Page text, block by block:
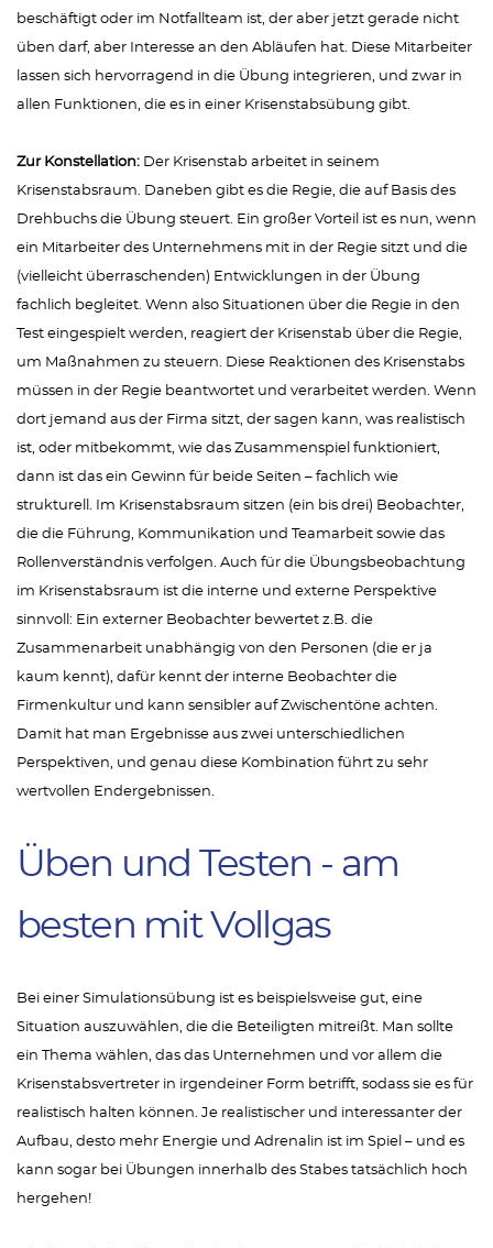
beschäftigt oder im Notfallteam ist, der aber jetzt gerade nicht
üben darf, aber Interesse an den Abläufen hat. Diese Mitarbeiter
lassen sich hervorragend in die Übung integrieren, und zwar in
allen Funktionen, die es in einer Krisenstabsübung gibt.
Zur Konstellation: Der Krisenstab arbeitet in seinem
Krisenstabsraum. Daneben gibt es die Regie, die auf Basis des
Drehbuchs die Übung steuert. Ein großer Vorteil ist es nun, wenn
ein Mitarbeiter des Unternehmens mit in der Regie sitzt und die
(vielleicht überraschenden) Entwicklungen in der Übung
fachlich begleitet. Wenn also Situationen über die Regie in den
Test eingespielt werden, reagiert der Krisenstab über die Regie,
um Maßnahmen zu steuern. Diese Reaktionen des Krisenstabs
müssen in der Regie beantwortet und verarbeitet werden. Wenn
dort jemand aus der Firma sitzt, der sagen kann, was realistisch
ist, oder mitbekommt, wie das Zusammenspiel funktioniert,
dann ist das ein Gewinn für beide Seiten – fachlich wie
strukturell. Im Krisenstabsraum sitzen (ein bis drei) Beobachter,
die die Führung, Kommunikation und Teamarbeit sowie das
Rollenverständnis verfolgen. Auch für die Übungsbeobachtung
im Krisenstabsraum ist die interne und externe Perspektive
sinnvoll: Ein externer Beobachter bewertet z.B. die
Zusammenarbeit unabhängig von den Personen (die er ja
kaum kennt), dafür kennt der interne Beobachter die
Firmenkultur und kann sensibler auf Zwischentöne achten.
Damit hat man Ergebnisse aus zwei unterschiedlichen
Perspektiven, und genau diese Kombination führt zu sehr
wertvollen Endergebnissen.
Üben und Testen - am
besten mit Vollgas
Bei einer Simulationsübung ist es beispielsweise gut, eine
Situation auszuwählen, die die Beteiligten mitreißt. Man sollte
ein Thema wählen, das das Unternehmen und vor allem die
Krisenstabsvertreter in irgendeiner Form betrifft, sodass sie es für
realistisch halten können. Je realistischer und interessanter der
Aufbau, desto mehr Energie und Adrenalin ist im Spiel – und es
kann sogar bei Übungen innerhalb des Stabes tatsächlich hoch
hergehen!